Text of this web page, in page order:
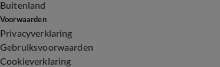
Buitenland
Voorwaarden
Privacyverklaring
Gebruiksvoorwaarden
Cookieverklaring